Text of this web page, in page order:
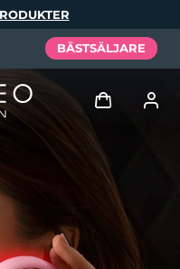
BÄSTSÄLJARE
Logga in
Användarprofil
Mina enheter
Español